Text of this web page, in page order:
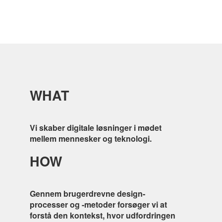
WHAT
Vi skaber digitale løsninger i mødet
mellem mennesker og teknologi.
HOW
Gennem brugerdrevne design-
processer og -metoder forsøger vi at
forstå den kontekst, hvor udfordringen